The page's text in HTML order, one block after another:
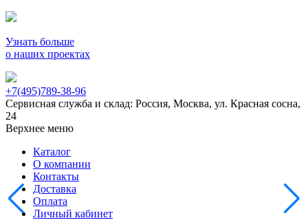
Узнать больше
о наших проектах
+7(495)789-38-96
Сервисная служба и склад: Россия, Москва, ул. Красная сосна,
24
Верхнее меню
Каталог
О компании
Контакты
Доставка
Оплата
Личный кабинет